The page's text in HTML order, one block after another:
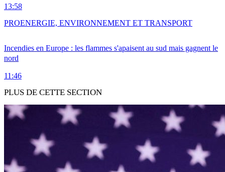
13:58
Incendies en Europe : les flammes s'apaisent au sud mais gagnent le
nord
11:46
PROENERGIE, ENVIRONNEMENT ET TRANSPORT
PLUS DE CETTE SECTION